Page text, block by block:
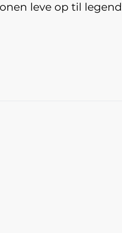
leve op til